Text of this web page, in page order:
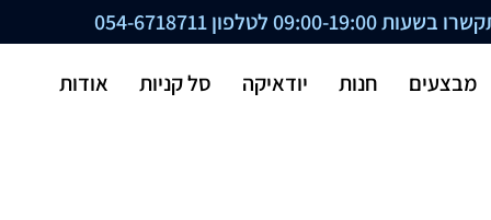
09:00-19:00 לטלפון 054-6718711
מבצעים חנות יודאיקה סל קניות אודות